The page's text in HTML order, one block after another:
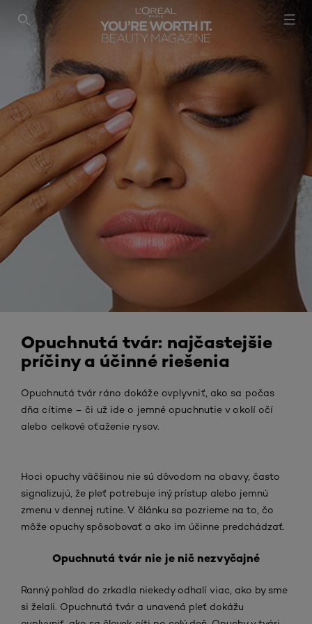
SEARCH THIS SITE
Opuchnutá tvár: najčastejšie
príčiny a účinné riešenia
Opuchnutá tvár ráno dokáže ovplyvniť, ako sa počas
dňa cítime – či už ide o jemné opuchnutie v okolí očí
alebo celkové oťaženie rysov.
Hoci opuchy väčšinou nie sú dôvodom na obavy, často
signalizujú, že pleť potrebuje iný prístup alebo jemnú
zmenu v dennej rutine. V článku sa pozrieme na to, čo
môže opuchy spôsobovať a ako im účinne predchádzať.
Opuchnutá tvár nie je nič nezvyčajné
Ranný pohľad do zrkadla niekedy odhalí viac, ako by sme
si želali. Opuchnutá tvár a unavená pleť dokážu